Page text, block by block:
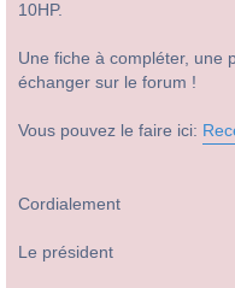
10HP.
Une fiche à compléter, une
échanger sur le forum !
Vous pouvez le faire ici:
Cordialement
Le président